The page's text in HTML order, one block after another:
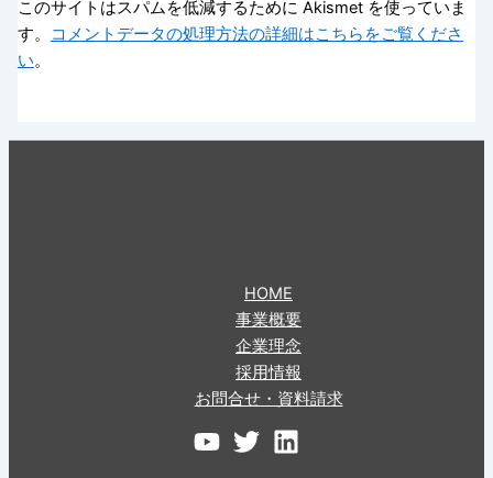
このサイトはスパムを低減するために Akismet を使っていま
す。
コメントデータの処理方法の詳細はこちらをご覧くださ
い。
HOME
事業概要
企業理念
採用情報
お問合せ・資料請求